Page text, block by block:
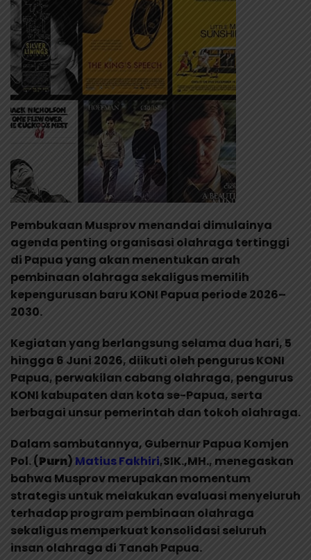
Pembukaan Musprov menandai dimulainya
agenda penting organisasi olahraga tertinggi
di Papua yang akan menentukan arah
pembinaan olahraga sekaligus memilih
kepengurusan baru KONI Papua periode 2026–
2030.
Kegiatan yang berlangsung selama dua hari, 5
hingga 6 Juni 2026, diikuti oleh pengurus KONI
Papua, perwakilan cabang olahraga, pengurus
KONI kabupaten dan kota se-Papua, serta
berbagai unsur pemerintah dan tokoh olahraga.
Dalam sambutannya, Gubernur Papua Komjen
Pol. (Purn) Matius Fakhiri,SIK.,MH., menegaskan
bahwa Musprov merupakan momentum
strategis untuk melakukan evaluasi menyeluruh
terhadap program pembinaan olahraga
sekaligus memperkuat konsolidasi seluruh
insan olahraga di Tanah Papua.